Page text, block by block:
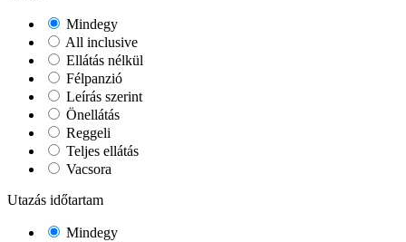
Mindegy
All inclusive
Ellátás nélkül
Félpanzió
Leírás szerint
Önellátás
Reggeli
Teljes ellátás
Vacsora
Utazás időtartam
Mindegy